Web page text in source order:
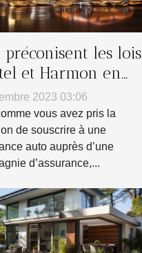
préconisent les lois
et Harmon en
de résiliation
contrat
auto ?
2023 03:06
vous avez pris la
de souscrire à une
auto auprès d’une
d’assurance,...